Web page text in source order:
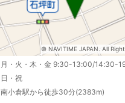
© NAVITIME JAPAN. All
日・祝
南小倉駅から徒歩30分(2383m)